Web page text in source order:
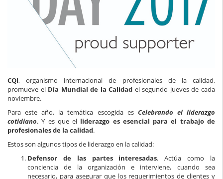
CQI, organismo internacional de profesionales de la calidad,
promueve el Día Mundial de la Calidad el segundo jueves de cada
noviembre.
Para este año, la temática escogida es Celebrando el liderazgo
cotidiano. Y es que el liderazgo es esencial para el trabajo de
profesionales de la calidad.
Estos son algunos tipos de liderazgo en la calidad:
Defensor de las partes interesadas. Actúa como la
conciencia de la organización e interviene, cuando sea
necesario, para asegurar que los requerimientos de clientes y